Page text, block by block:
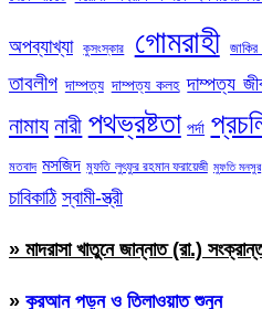
অপব্যাখ্যা কুসংস্কার গোমরাহী
তাবলীগ দাম্পত্য দাম্পত্য কলহ দাম্পত্য
নামায নারী পথভ্রষ্টতা পর্দা
মতবাদ মসজিদ মুফতি লুৎফুর রহমান ফরায়েজী মুফতি মনসুর
চাবিকাঠি স্বামী-স্ত্রী
» মাদরাসা খাতুনে জান্নাত (রা.)
» কুরআন পড়ুন ও তিলাওয়াত শুনুন